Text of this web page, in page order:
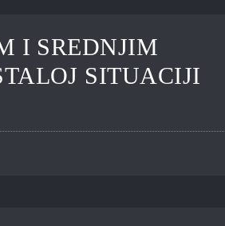
I SREDNJIM
SITUACIJI